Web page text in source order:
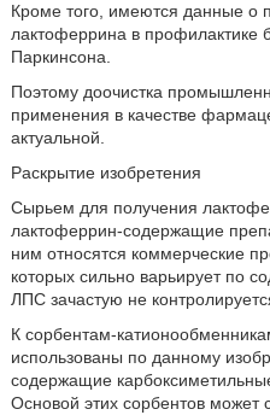
Кроме того, имеются данные о
лактоферрина в профилактике
Паркинсона.
Поэтому доочистка
применения в качестве
актуальной.
Раскрытие изобретения
Сырьем для получения
лактоферрин-содержащие
ним относятся коммерческие
которых сильно варьирует по
ЛПС зачастую не
К сорбентам-
использованы по данному
содержащие
Основой этих сорбентов может